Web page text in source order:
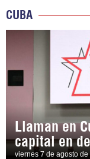
CUBA
Llaman en
capital en
viernes 7 de agosto